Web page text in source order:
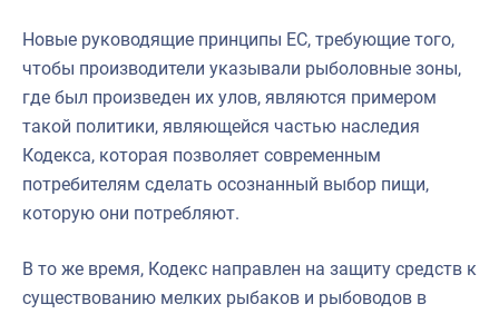
Новые руководящие принципы ЕС, требующие того,
чтобы производители указывали рыболовные зоны,
где был произведен их улов, являются примером
такой политики, являющейся частью наследия
Кодекса, которая позволяет современным
потребителям сделать осознанный выбор пищи,
которую они потребляют.
В то же время, Кодекс направлен на защиту средств к
существованию мелких рыбаков и рыбоводов в